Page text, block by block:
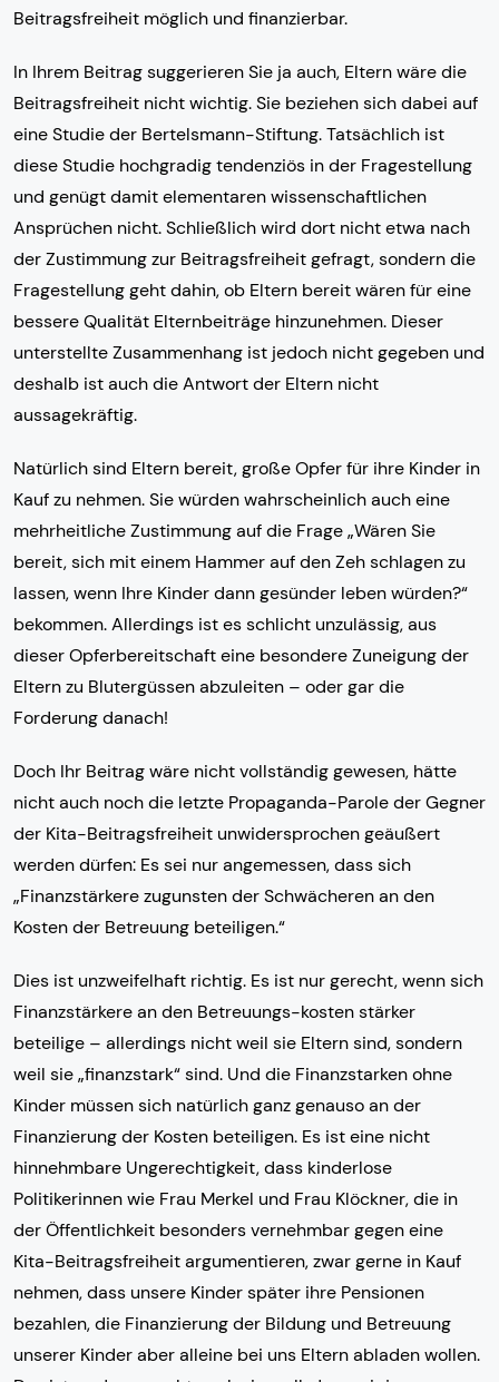
Beitragsfreiheit möglich und finanzierbar.
In Ihrem Beitrag suggerieren Sie ja auch, Eltern wäre die
Beitragsfreiheit nicht wichtig. Sie beziehen sich dabei auf
eine Studie der Bertelsmann-Stiftung. Tatsächlich ist
diese Studie hochgradig tendenziös in der Fragestellung
und genügt damit elementaren wissenschaftlichen
Ansprüchen nicht. Schließlich wird dort nicht etwa nach
der Zustimmung zur Beitragsfreiheit gefragt, sondern die
Fragestellung geht dahin, ob Eltern bereit wären für eine
bessere Qualität Elternbeiträge hinzunehmen. Dieser
unterstellte Zusammenhang ist jedoch nicht gegeben und
deshalb ist auch die Antwort der Eltern nicht
aussagekräftig.
Natürlich sind Eltern bereit, große Opfer für ihre Kinder in
Kauf zu nehmen. Sie würden wahrscheinlich auch eine
mehrheitliche Zustimmung auf die Frage „Wären Sie
bereit, sich mit einem Hammer auf den Zeh schlagen zu
lassen, wenn Ihre Kinder dann gesünder leben würden?“
bekommen. Allerdings ist es schlicht unzulässig, aus
dieser Opferbereitschaft eine besondere Zuneigung der
Eltern zu Blutergüssen abzuleiten – oder gar die
Forderung danach!
Doch Ihr Beitrag wäre nicht vollständig gewesen, hätte
nicht auch noch die letzte Propaganda-Parole der Gegner
der Kita-Beitragsfreiheit unwidersprochen geäußert
werden dürfen: Es sei nur angemessen, dass sich
„Finanzstärkere zugunsten der Schwächeren an den
Kosten der Betreuung beteiligen.“
Dies ist unzweifelhaft richtig. Es ist nur gerecht, wenn sich
Finanzstärkere an den Betreuungs-kosten stärker
beteilige – allerdings nicht weil sie Eltern sind, sondern
weil sie „finanzstark“ sind. Und die Finanzstarken ohne
Kinder müssen sich natürlich ganz genauso an der
Finanzierung der Kosten beteiligen. Es ist eine nicht
hinnehmbare Ungerechtigkeit, dass kinderlose
Politikerinnen wie Frau Merkel und Frau Klöckner, die in
der Öffentlichkeit besonders vernehmbar gegen eine
Kita-Beitragsfreiheit argumentieren, zwar gerne in Kauf
nehmen, dass unsere Kinder später ihre Pensionen
bezahlen, die Finanzierung der Bildung und Betreuung
unserer Kinder aber alleine bei uns Eltern abladen wollen.